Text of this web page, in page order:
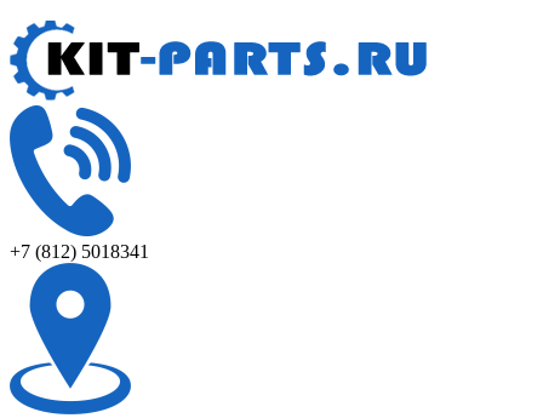
+7 (812) 5018341